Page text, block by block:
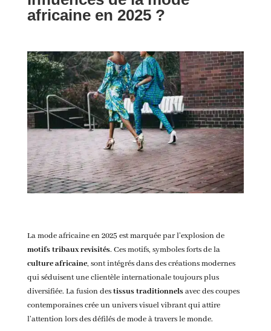
africaine en 2025 ?
La mode africaine en 2025 est marquée par l’explosion de
motifs tribaux revisités. Ces motifs, symboles forts de la
culture africaine, sont intégrés dans des créations modernes
qui séduisent une clientèle internationale toujours plus
diversifiée. La fusion destissus traditionnelsavec des coupes
contemporaines crée un univers visuel vibrant qui attire
l’attention lors des défilés de mode à travers le monde.